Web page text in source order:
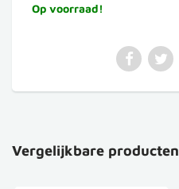
Op voorraad!
Vergelijkbare producten